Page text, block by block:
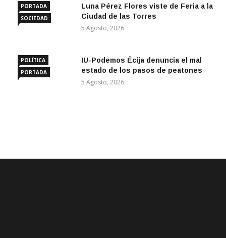
PORTADA
SOCIEDAD
Luna Pérez Flores viste de Feria a la
Ciudad de las Torres
5 Agosto, 2026
POLÍTICA
PORTADA
IU-Podemos Écija denuncia el mal
estado de los pasos de peatones
5 Agosto, 2026